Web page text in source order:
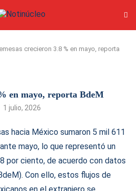
crecieron 3.8 % en mayo, reporta
en mayo, reporta BdeM
1 julio, 2026
hacia México sumaron 5 mil 611
mayo, lo que representó un
por ciento, de acuerdo con datos
Con ello, estos flujos de